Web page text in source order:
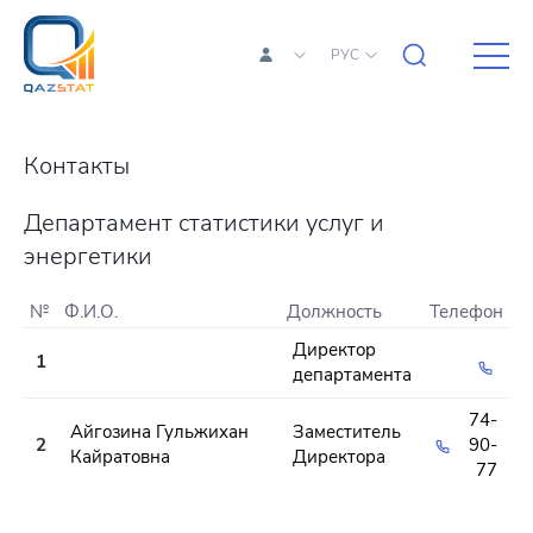
РУС
Контакты
Департамент статистики услуг и
энергетики
№ Ф.И.О. Должность Телефон
1
Директор
департамента
2
Айгозина Гульжихан
Кайратовна
Заместитель
Директора
74-
90-
77